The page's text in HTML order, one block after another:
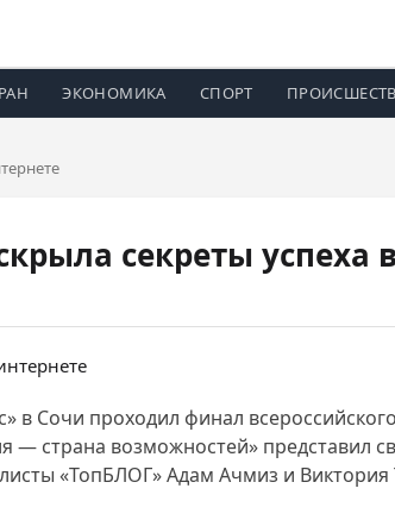
ЭКОНОМИКА СПОРТ
секреты успеха
Сочи проходил финал
— страна возможностей» представил
«ТопБЛОГ» Адам Ачмиз и